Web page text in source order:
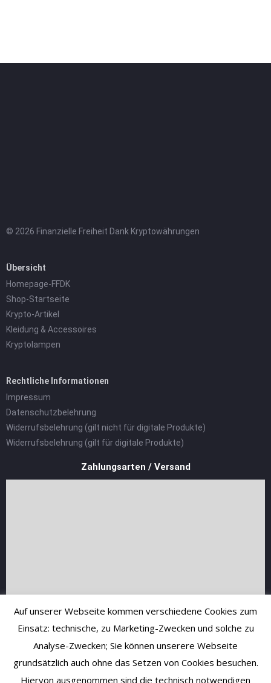
© 2026 Finanzielle Freiheit Dank Kryptowährungen
Übersicht
Homepage-FFDK
Shop-Startseite
Krypto-Artikel
Kleidung & Accessoires
Kryptolampen
Rechtliche Informationen
Impressum
Datenschutzbelehrung
Widerrufsbelehrung (gilt nicht für digitale Produkte)
Widerrufsbelehrung (gilt für digitale Produkte)
Zahlungsarten / Versand
Auf unserer Webseite kommen verschiedene Cookies zum
Einsatz: technische, zu Marketing-Zwecken und solche zu
Analyse-Zwecken; Sie können unserere Webseite
grundsätzlich auch ohne das Setzen von Cookies besuchen.
Hiervon ausgenommen sind die technisch notwendigen